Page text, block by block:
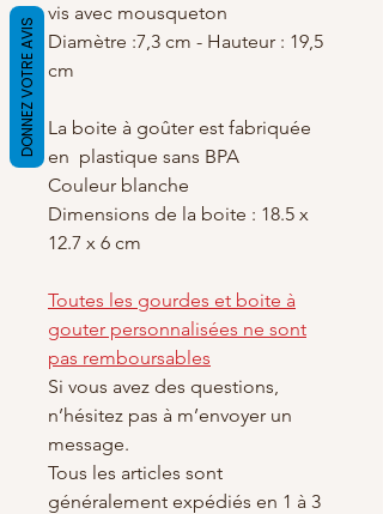
vis avec mousqueton
Diamètre :7,3 cm - Hauteur : 19,5
cm
La boite à goûter est fabriquée
en plastique sans BPA
Couleur blanche
Dimensions de la boite : 18.5 x
12.7 x 6 cm
Toutes les gourdes et boite à
gouter personnalisées ne sont
pas remboursables
Si vous avez des questions,
n’hésitez pas à m’envoyer un
message.
Tous les articles sont
généralement expédiés en 1 à 3
DONNEZ VOTRE AVIS